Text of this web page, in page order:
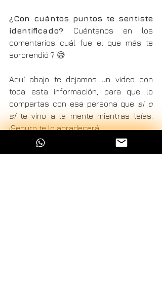
¿Con cuántos puntos te sentiste
identificado? Cuéntanos en los
comentarios cuál fue el que más te
sorprendió ? 😅
Aquí abajo te dejamos un video con
toda esta información, para que lo
compartas con esa persona que sí o
sí te vino a la mente mientras leías.
¡Seguro te lo agradecerá!
Y ya que estamos hablando de ideas